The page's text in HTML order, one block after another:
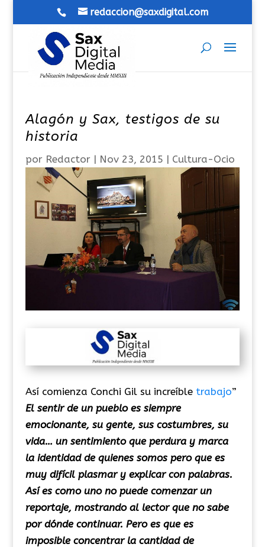
redaccion@saxdigital.com
Alagón y Sax, testigos de su
historia
por Redactor| Nov 23, 2015 | Cultura-Ocio
Así comienza Conchi Gil su increíbletrabajo”
El sentir de un pueblo es siempre
emocionante, su gente, sus costumbres, su
vida… un sentimiento que perdura y marca
la identidad de quienes somos pero que es
muy difícil plasmar y explicar con palabras.
Así es como uno no puede comenzar un
reportaje, mostrando al lector que no sabe
por dónde continuar. Pero es que es
imposible concentrar la cantidad de